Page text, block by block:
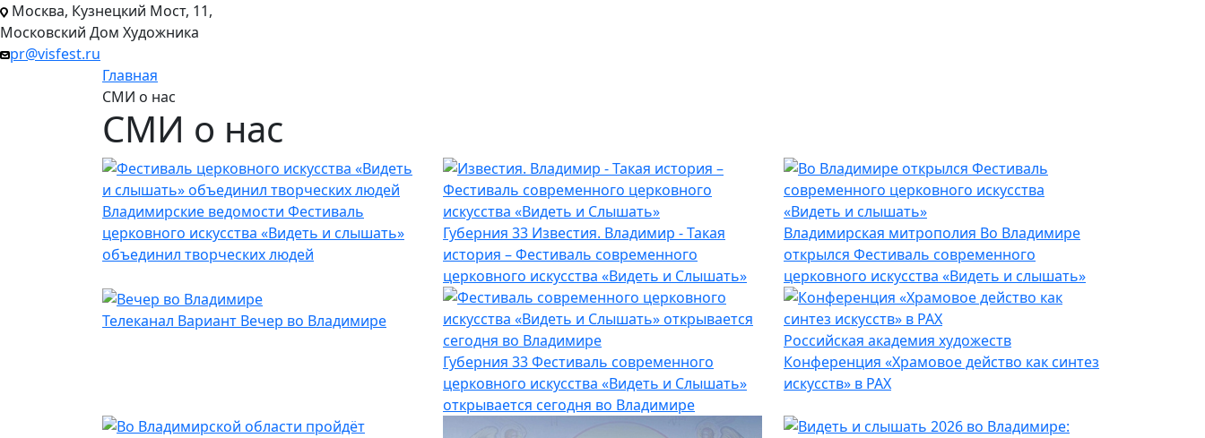
Москва, Кузнецкий Мост, 11,
Московский Дом Художника
pr@visfest.ru
Главная
СМИ о нас
СМИ о нас
Владимирские ведомости Фестиваль
церковного искусства «Видеть и слышать»
объединил творческих людей
Губерния 33 Известия. Владимир - Такая
история – Фестиваль современного
церковного искусства «Видеть и Слышать»
Владимирская митрополия Во Владимире
открылся Фестиваль современного
церковного искусства «Видеть и слышать»
Телеканал Вариант Вечер во Владимире
Губерния 33Фестиваль современного
церковного искусства «Видеть и Слышать»
открывается сегодня во Владимире
Российская академия художеств
Конференция «Храмовое действо как синтез
искусств» в РАХ